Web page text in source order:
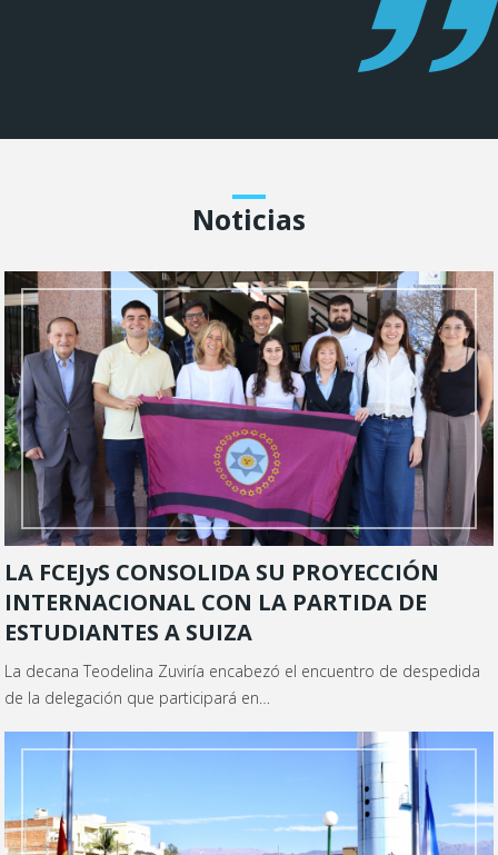
Noticias
LA FCEJyS CONSOLIDA SU PROYECCIÓN
INTERNACIONAL CON LA PARTIDA DE
ESTUDIANTES A SUIZA
La decana Teodelina Zuviría encabezó el encuentro de despedida
de la delegación que participará en…